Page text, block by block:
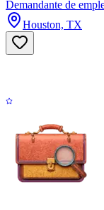
Demandante de
Houston, TX